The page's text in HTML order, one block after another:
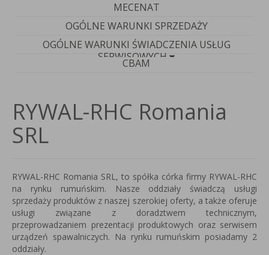
MECENAT
OGÓLNE WARUNKI SPRZEDAŻY
OGÓLNE WARUNKI ŚWIADCZENIA USŁUG
SERWISOWYCH
CBAM
RYWAL-RHC Romania
SRL
RYWAL-RHC Romania SRL, to spółka córka firmy RYWAL-RHC
na rynku rumuńskim. Nasze oddziały świadczą usługi
sprzedaży produktów z naszej szerokiej oferty, a także oferuje
usługi związane z doradztwem technicznym,
przeprowadzaniem prezentacji produktowych oraz serwisem
urządzeń spawalniczych. Na rynku rumuńskim posiadamy 2
oddziały.